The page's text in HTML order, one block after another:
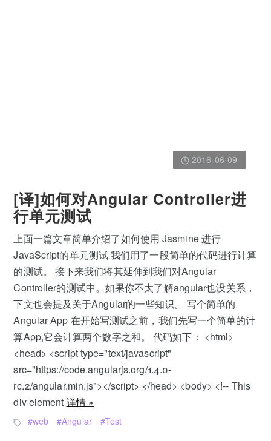
2016-06-09
[译]如何对Angular Controller进
行单元测试
上面一篇文章简单介绍了如何使用 Jasmine 进行
JavaScript的单元测试 我们用了一段简单的代码进行计算
的测试。 接下来我们将其延伸到我们对Angular
Controller的测试中。如果你不太了解angular也没关系，
下文也会提及关于Angular的一些知识。 写个简单的
Angular App 在开始写测试之前，我们先写一个简单的计
算App,它会计算两个数字之和。 代码如下： <html>
<head> <script type="text/javascript"
src="https://code.angularjs.org/1.4.0-
rc.2/angular.min.js"></script> </head> <body> <!-- This
div element 详情 »
web Angular Test